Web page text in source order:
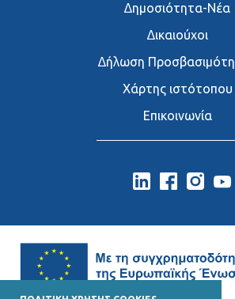
∆ημοσιότητα-Νέα
∆ικαιούχοι
∆ήλωση
Χάρτης ιστότοπου
Επικοινωνία